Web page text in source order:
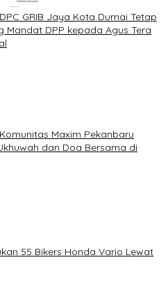
GRIB Jaya Kota Dumai Tetap
Mandat DPP kepada Agus Tera
Maxim Pekanbaru
dan Doa Bersama di
55 Bikers Honda Vario Lewat